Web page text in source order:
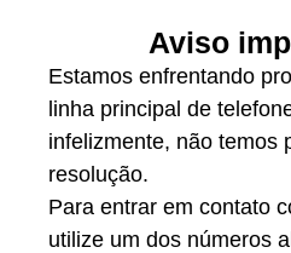
Visando facilitar nossas
produção dos frascos via
cliente nos envia a matéria prima
Aviso
Estamos enfrentando
linha principal de
infelizmente, não temos
resolução.
Para entrar em contato
utilize um dos números